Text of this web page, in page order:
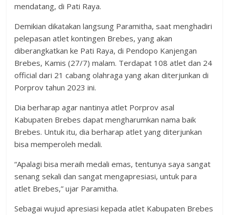
mendatang, di Pati Raya.
Demikian dikatakan langsung Paramitha, saat menghadiri
pelepasan atlet kontingen Brebes, yang akan
diberangkatkan ke Pati Raya, di Pendopo Kanjengan
Brebes, Kamis (27/7) malam. Terdapat 108 atlet dan 24
official dari 21 cabang olahraga yang akan diterjunkan di
Porprov tahun 2023 ini.
Dia berharap agar nantinya atlet Porprov asal
Kabupaten Brebes dapat mengharumkan nama baik
Brebes. Untuk itu, dia berharap atlet yang diterjunkan
bisa memperoleh medali.
“Apalagi bisa meraih medali emas, tentunya saya sangat
senang sekali dan sangat mengapresiasi, untuk para
atlet Brebes,” ujar Paramitha.
Sebagai wujud apresiasi kepada atlet Kabupaten Brebes